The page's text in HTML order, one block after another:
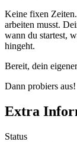
Keine fixen
arbeiten musst.
wann du startest,
hingeht.
Bereit, dein
Dann probiers aus!
Extra
Status